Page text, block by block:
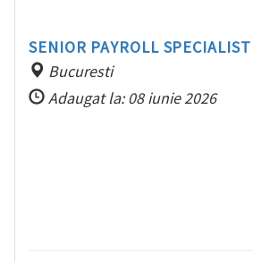
SENIOR PAYROLL SPECIALIST
Bucuresti
Adaugat la: 08 iunie 2026